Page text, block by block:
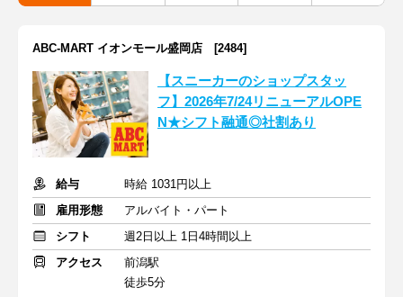
ABC-MART イオンモール盛岡店 [2484]
【スニーカーのショップスタッ
フ】2026年7/24リニューアルOPE
N★シフト融通◎社割あり
給与
時給 1031円以上
雇用形態
アルバイト・パート
シフト
週2日以上 1日4時間以上
アクセス
前潟駅
徒歩5分